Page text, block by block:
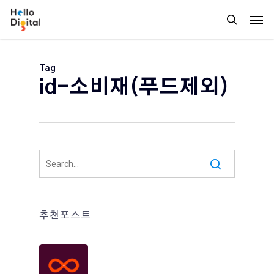
Skip
search
Tag
id-소비재(푸드제외)
추천포스트